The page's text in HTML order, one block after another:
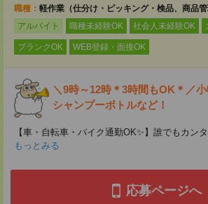
職種： 軽作業（仕分け・ピッキング・検品、商品管
アルバイト
職種未経験OK 社会人未経験OK
ブランクOK WEB登録・面接OK
＼9時～12時＊3時間もOK＊／
シャンプーボトルなど！
【車・自転車・バイク通勤OK✨】誰でもカン
もっとみる
応募ページへ